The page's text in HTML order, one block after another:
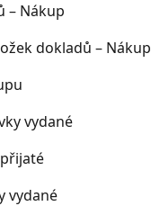
– Nákup
dokladů – Nákup
vydané
vydané